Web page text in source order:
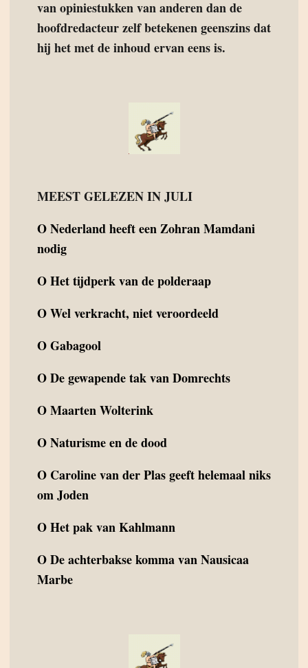
van opiniestukken van anderen dan de
hoofdredacteur zelf betekenen geenszins dat
hij het met de inhoud ervan eens is.
MEEST GELEZEN IN JULI
ONederland heeft een Zohran Mamdani
nodig
OHet tijdperk van de polderaap
OWel verkracht, niet veroordeeld
OGabagool
ODe gewapende tak van Domrechts
OMaarten Wolterink
ONaturisme en de dood
O Caroline van der Plas geeft helemaal niks
om Joden
OHet pak van Kahlmann
ODe achterbakse komma van Nausicaa
Marbe